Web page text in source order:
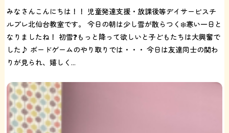
みなさんこんにちは！！ 児童発達支援・放課後等デイサービスチ
ルプレ北仙台教室です。 今日の朝は少し雪が散らつく❄️寒い一日と
なりましたね！ 初雪❓もっと降って欲しいと子どもたちは大興奮で
した♪ ボードゲームのやり取りでは・・・ 今日は友達同士の関わ
りが見られ、嬉しく...